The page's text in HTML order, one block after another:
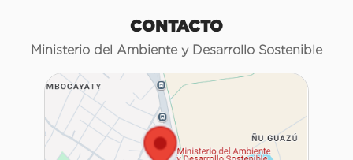
CONTACTO
Ministerio del Ambiente y Desarrollo Sostenible